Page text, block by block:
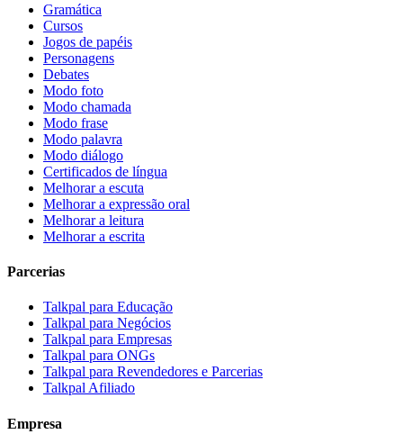
Gramática
Cursos
Jogos de papéis
Personagens
Debates
Modo foto
Modo chamada
Modo frase
Modo palavra
Modo diálogo
Certificados de língua
Melhorar a escuta
Melhorar a expressão oral
Melhorar a leitura
Melhorar a escrita
Parcerias
Talkpal para Educação
Talkpal para Negócios
Talkpal para Empresas
Talkpal para ONGs
Talkpal para Revendedores e Parcerias
Talkpal Afiliado
Empresa